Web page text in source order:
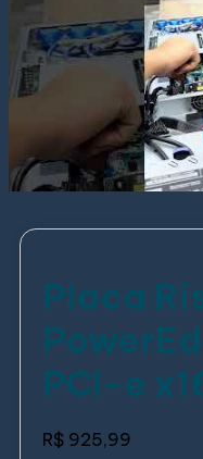
Placa
PCI-e
R$ 925,99